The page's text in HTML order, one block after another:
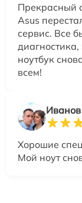
Прекрасный
Asus
сервис. Все
ноутбук
всем!
Хорошие
Мой ноут